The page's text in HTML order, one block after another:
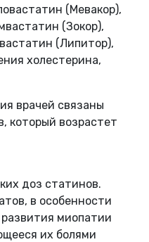
(Мевакор),
(Зокор),
(Липитор),
холестерина,
врачей связаны
который возрастет
доз статинов.
в особенности
миопатии
их болями